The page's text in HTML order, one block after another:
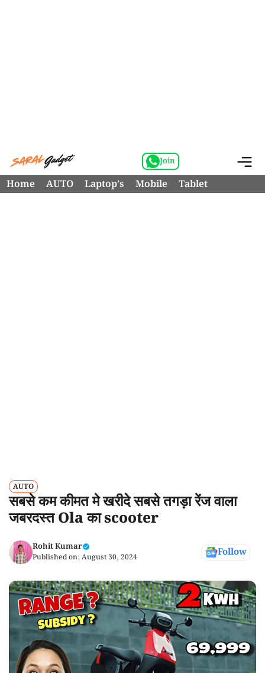
Skip
to
content
Join
Home AUTO Laptop’s Mobile Tablet
AUTO
सबसे कम कीमत मे खरीदे सबसे तगड़ा रेंज वाला
जबरदस्त Ola का scooter
Rohit Kumar
Published on: August 30, 2024 Follow